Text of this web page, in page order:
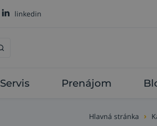
linkedin
Servis Prenájom
Hlavná stránka